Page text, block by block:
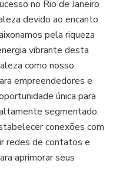
no Rio de Janeiro
devido ao encanto
pela riqueza
vibrante desta
como nosso
empreendedores e
única para
segmentado.
conexões com
redes de contatos e
aprimorar seus